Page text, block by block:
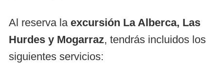
Al reserva la excursión La Alberca, Las
Hurdes y Mogarraz, tendrás incluidos los
siguientes servicios: